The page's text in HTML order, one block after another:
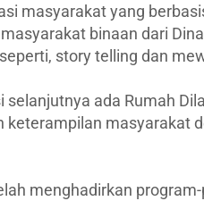
masyarakat yang
binaan dari
story telling dan
selanjutnya ada Rumah
keterampilan masyarakat
menghadirkan